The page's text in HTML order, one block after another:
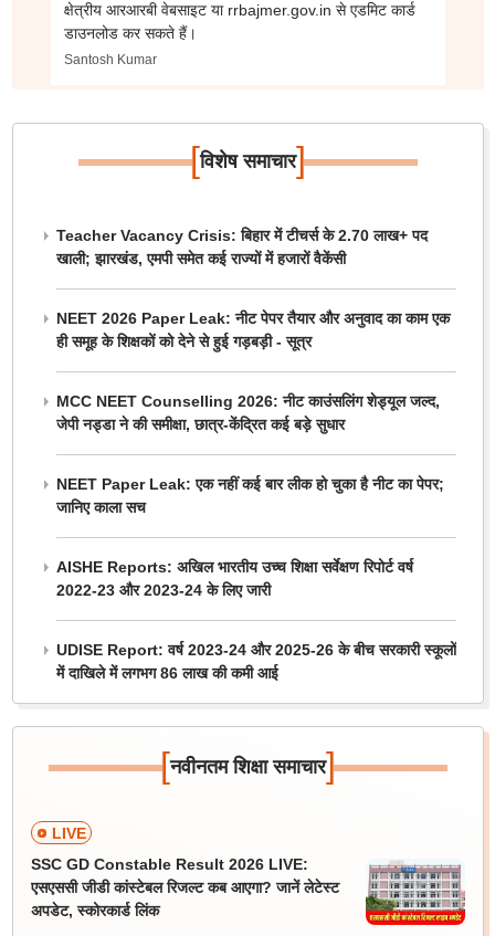
क्षेत्रीय आरआरबी वेबसाइट या rrbajmer.gov.in से एडमिट कार्ड
डाउनलोड कर सकते हैं।
Santosh Kumar
[विशेष समाचार]
Teacher Vacancy Crisis: बिहार में टीचर्स के 2.70 लाख+ पद
खाली; झारखंड, एमपी समेत कई राज्यों में हजारों वैकेंसी
NEET 2026 Paper Leak: नीट पेपर तैयार और अनुवाद का काम एक
ही समूह के शिक्षकों को देने से हुई गड़बड़ी - सूत्र
MCC NEET Counselling 2026: नीट काउंसलिंग शेड्यूल जल्द,
जेपी नड्डा ने की समीक्षा, छात्र-केंद्रित कई बड़े सुधार
NEET Paper Leak: एक नहीं कई बार लीक हो चुका है नीट का पेपर;
जानिए काला सच
AISHE Reports: अखिल भारतीय उच्च शिक्षा सर्वेक्षण रिपोर्ट वर्ष
2022-23 और 2023-24 के लिए जारी
UDISE Report: वर्ष 2023-24 और 2025-26 के बीच सरकारी स्कूलों
में दाखिले में लगभग 86 लाख की कमी आई
[नवीनतम शिक्षा समाचार]
LIVE
SSC GD Constable Result 2026 LIVE:
एसएससी जीडी कांस्टेबल रिजल्ट कब आएगा? जानें लेटेस्ट
अपडेट, स्कोरकार्ड लिंक